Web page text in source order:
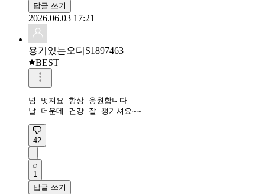
답글 쓰기
2026.06.03 17:21
용기있는오디S1897463
BEST
넘 멋져요 항상 응원합니다
날 더운데 건강 잘 챙기셔요~~
42
1
답글 쓰기